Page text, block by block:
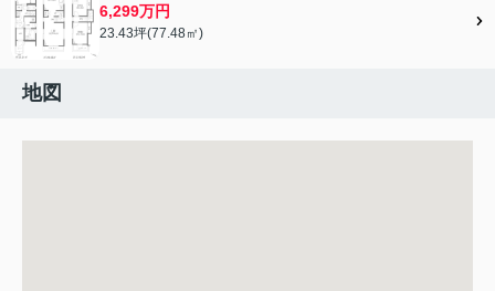
6,299万円
23.43坪(77.48㎡)
地図